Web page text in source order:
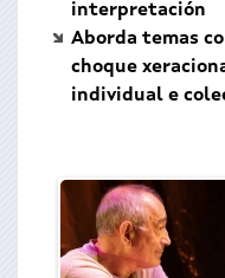
interpretación
Aborda temas
choque
individual e